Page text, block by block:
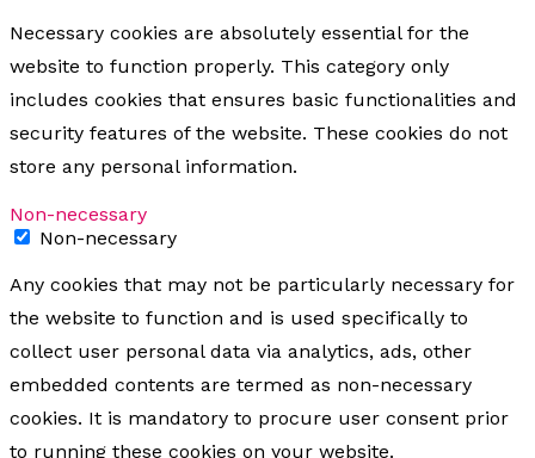
Necessary cookies are absolutely essential for the
website to function properly. This category only
includes cookies that ensures basic functionalities and
security features of the website. These cookies do not
store any personal information.
Non-necessary
Non-necessary
Any cookies that may not be particularly necessary for
the website to function and is used specifically to
collect user personal data via analytics, ads, other
embedded contents are termed as non-necessary
cookies. It is mandatory to procure user consent prior
to running these cookies on your website.